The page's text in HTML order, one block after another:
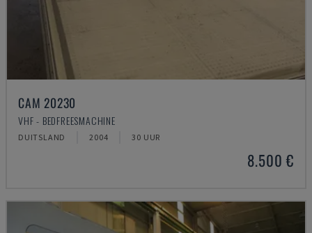
CAM 20230
VHF - BEDFREESMACHINE
DUITSLAND 2004 30 UUR
8.500 €